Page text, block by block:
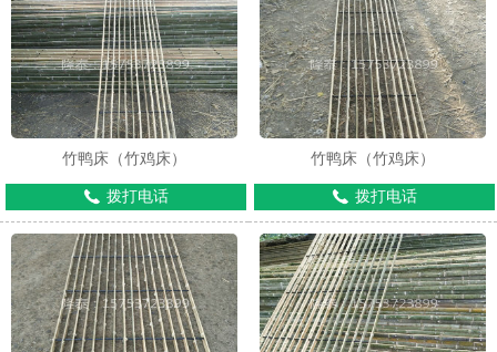
1 3
竹鸭床（竹鸡床）
拨打电话
竹鸭床（竹鸡床）
拨打电话